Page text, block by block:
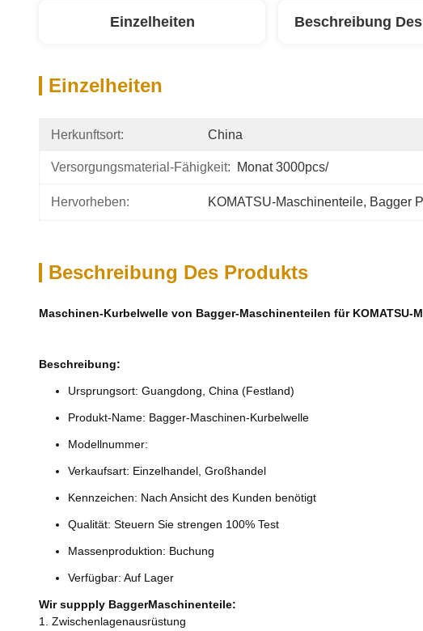
Einzelheiten Beschreibung
Einzelheiten
Herkunftsort: China
Versorgungsmaterial-Fähigkeit: Monat 3000pcs/
Hervorheben: KOMATSU-Maschinenteile, Bagger
Beschreibung Des Produkts
Maschinen-Kurbelwelle von Bagger-Maschinenteilen für KOMATSU-
Beschreibung:
Ursprungsort: Guangdong, China (Festland)
Produkt-Name: Bagger-Maschinen-Kurbelwelle
Modellnummer:
Verkaufsart: Einzelhandel, Großhandel
Kennzeichen: Nach Ansicht des Kunden benötigt
Qualität: Steuern Sie strengen 100% Test
Massenproduktion: Buchung
Verfügbar: Auf Lager
Wir suppply BaggerMaschinenteile:
1. Zwischenlagenausrüstung